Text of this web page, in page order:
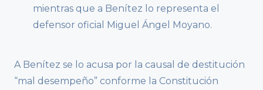
mientras que a Benítez lo representa el
defensor oficial Miguel Ángel Moyano.
A Benítez se lo acusa por la causal de destitución
“mal desempeño” conforme la Constitución